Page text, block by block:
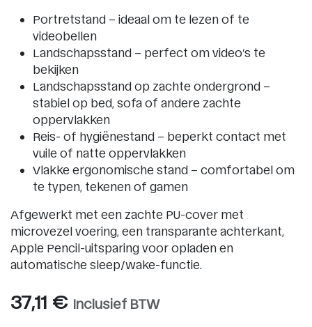
Portretstand – ideaal om te lezen of te
videobellen
Landschapsstand – perfect om video’s te
bekijken
Landschapsstand op zachte ondergrond –
stabiel op bed, sofa of andere zachte
oppervlakken
Reis- of hygiënestand – beperkt contact met
vuile of natte oppervlakken
Vlakke ergonomische stand – comfortabel om
te typen, tekenen of gamen
Afgewerkt met een zachte PU-cover met
microvezel voering, een transparante achterkant,
Apple Pencil-uitsparing voor opladen en
automatische sleep/wake-functie.
37,11 € Inclusief BTW